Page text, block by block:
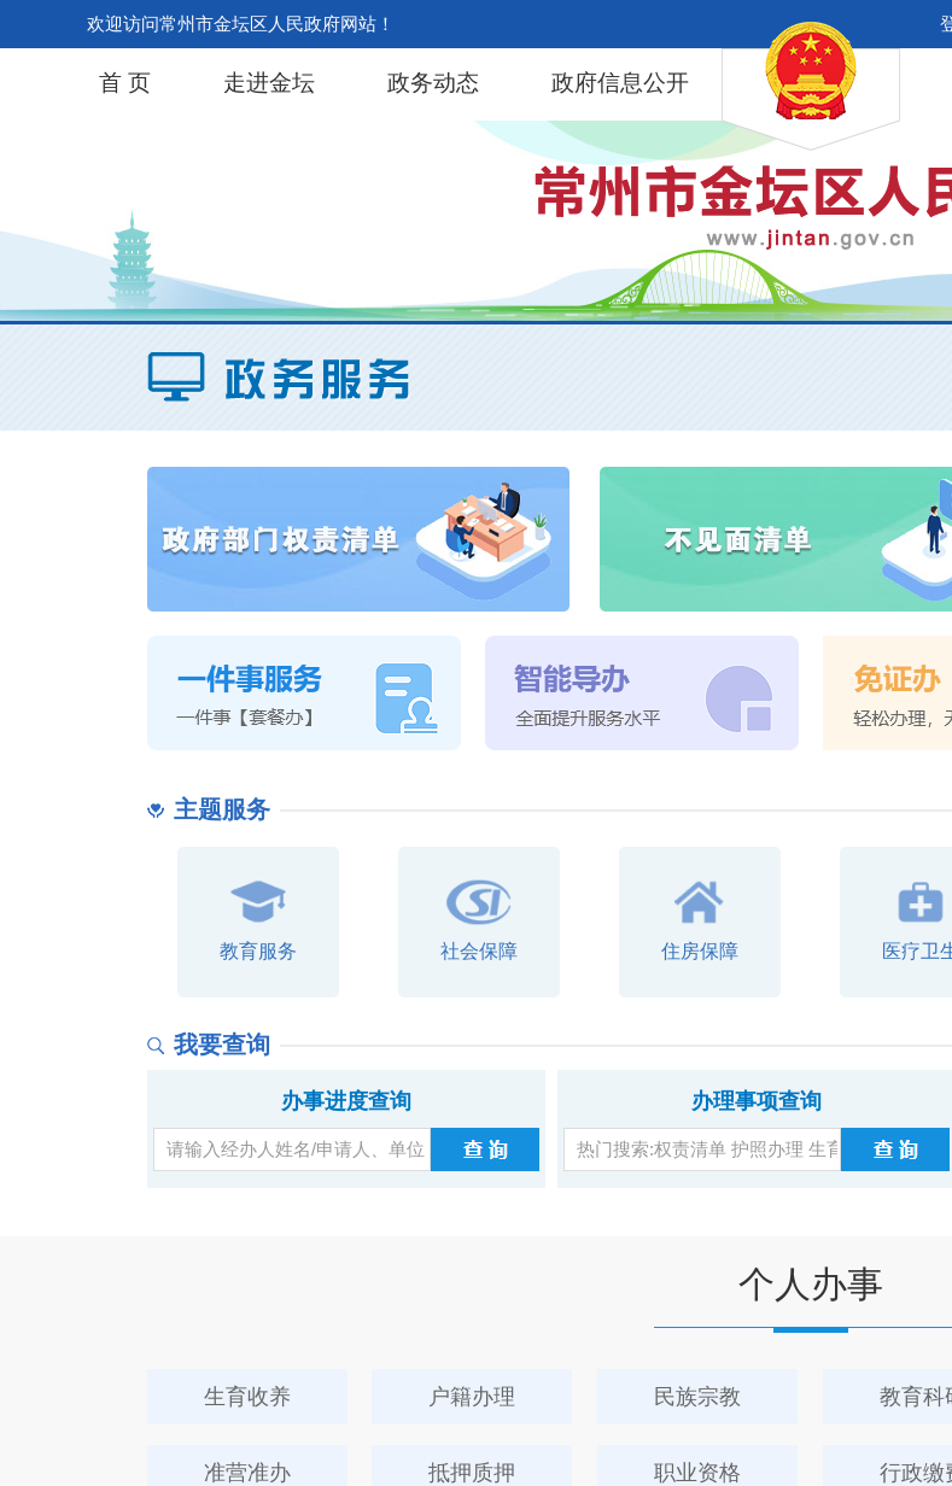
欢迎访问常州市金坛区人民政府网站！
首 页 走进金坛 政务动态 政府信息公开
主题服务
教育服务 社会保障 住房保障 医疗卫
我要查询
办事进度查询 办理事项查询
个人办事
生育收养 户籍办理 民族宗教 教育科
准营准办 抵押质押 职业资格 行政缴